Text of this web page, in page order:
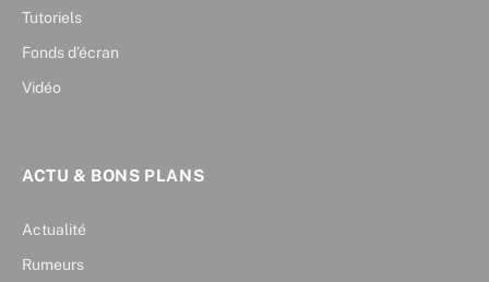
Tutoriels
Fonds d’écran
Vidéo
ACTU & BONS PLANS
Actualité
Rumeurs